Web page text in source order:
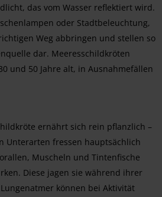
das vom Wasser reflektiert wird.
oder Stadtbeleuchtung,
Weg abbringen und stellen so
dar. Meeresschildkröten
und 50 Jahre alt, in Ausnahmefällen
ernährt sich rein pflanzlich –
Unterarten fressen hauptsächlich
Muscheln und Tintenfische
Diese jagen sie während ihrer
können bei Aktivität